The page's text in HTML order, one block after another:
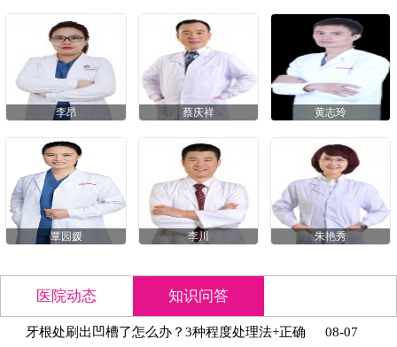
李昂 蔡庆祥 黄志玲
覃园媛 李川 朱艳秀
医院动态 知识问答
意大利种植博士到访希玛爱康健口腔，共研种植 07-13